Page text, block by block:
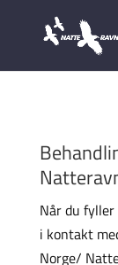
Når du
i kontakt
Norge/